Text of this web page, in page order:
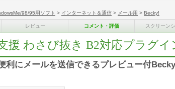
98/95用ソフト > インターネット＆通信 > メール用 > Becky!
レビュー コメント・評価 スクリーン
援 わさび抜き B2対応プラグイ
利にメールを送信できるプレビュー付